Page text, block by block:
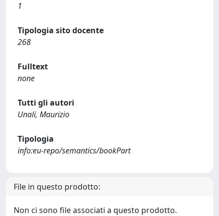
1
Tipologia sito docente
268
Fulltext
none
Tutti gli autori
Unali, Maurizio
Tipologia
info:eu-repo/semantics/bookPart
File in questo prodotto:
Non ci sono file associati a questo prodotto.